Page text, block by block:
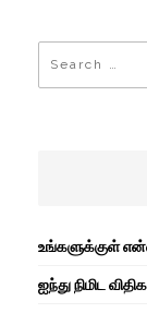
உங்களுக்குள்
ஐந்து நிமிட